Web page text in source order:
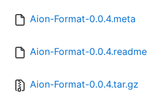
Aion-Format-0.0.4.meta
Aion-Format-0.0.4.readme
Aion-Format-0.0.4.tar.gz